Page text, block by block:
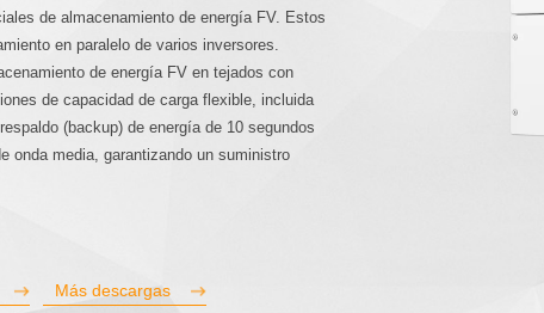
de almacenamiento de energía FV. Estos
en paralelo de varios inversores.
de energía FV en tejados con
de capacidad de carga flexible, incluida
(backup) de energía de 10 segundos
onda media, garantizando un suministro
Más descargas